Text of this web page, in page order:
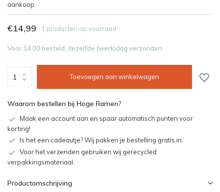
aankoop.
€14,99 1 producten op voorraad
Voor 14.00 besteld, dezelfde (werk)dag verzonden.
Toevoegen aan winkelwagen
Waarom bestellen bij Hoge Ramen?
Maak een account aan en spaar automatisch punten voor
korting!
Is het een cadeautje? Wij pakken je bestelling gratis in.
Voor het verzenden gebruiken wij gerecycled
verpakkingsmateriaal.
Productomschrijving